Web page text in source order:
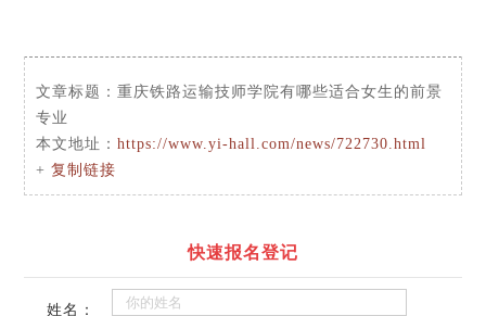
文章标题：重庆铁路运输技师学院有哪些适合女生的前景
专业
本文地址：https://www.yi-hall.com/news/722730.html
+复制链接
快速报名登记
姓名：